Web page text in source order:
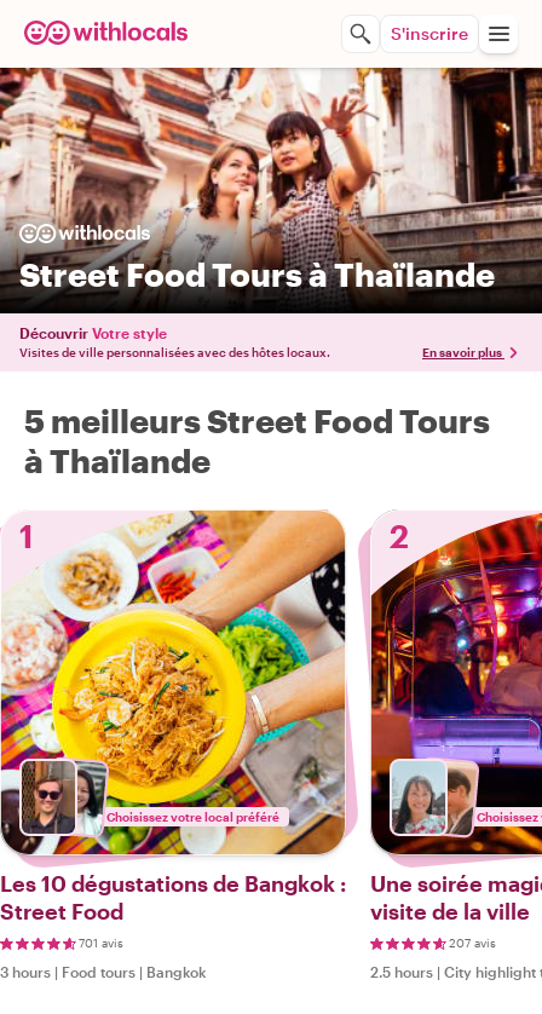
S'inscrire
Street Food Tours à Thaïlande
Découvrir Votre style
Visites de ville personnalisées avec des hôtes locaux. En savoir plus
5 meilleurs Street Food Tours
à Thaïlande
1
Choisissez votre local préféré
Les 10 dégustations de Bangkok :
Street Food
701 avis
3 hours | Food tours | Bangkok
2
Une soirée
visite de la ville
207 avis
2.5 hours | City highlight